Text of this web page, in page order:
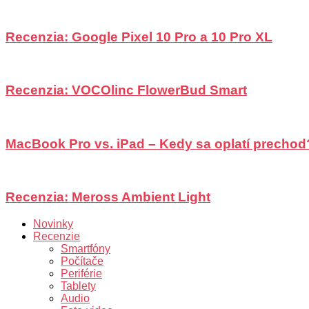
Recenzia: Google Pixel 10 Pro a 10 Pro XL
Recenzia: VOCOlinc FlowerBud Smart
MacBook Pro vs. iPad – Kedy sa oplatí
Recenzia: Meross Ambient Light
Novinky
Recenzie
Smartfóny
Počítače
Periférie
Tablety
Audio